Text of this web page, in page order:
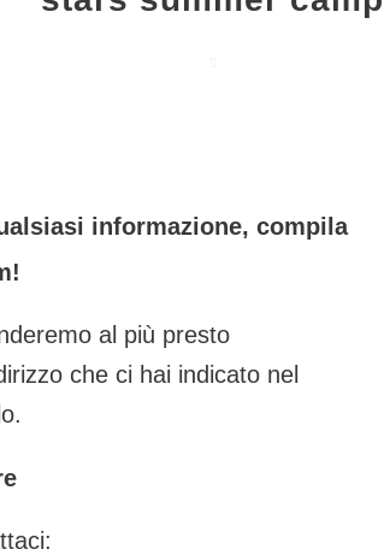
informazione, compila
al più presto
che ci hai indicato nel